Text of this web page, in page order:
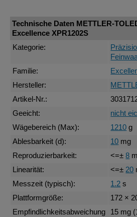
Technische Daten METTLER-
Excellence XPR1202S
Kategorie:
Familie:
Hersteller:
Artikel-Nr.:
Geeicht:
nicht
Wägebereich (Max):
1210 g
Ablesbarkeit (d):
10 mg
Reproduzierbarkeit:
<=±8
Linearität:
<=± 20
Messzeit (typisch):
1.2 s
Plattformgröße:
172 ×
Empfindlichkeitsabweichung
15 mg